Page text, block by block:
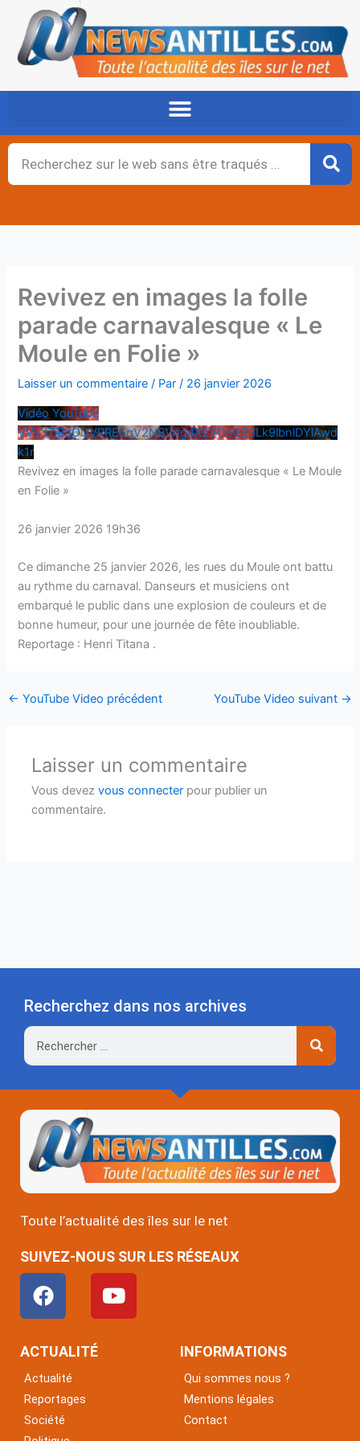
contenu
Rechercher
Revivez en images la folle
parade carnavalesque « Le
Moule en Folie »
Laisser un commentaire / Par/ 26 janvier 2026
Vidéo YouTube
VVVJTjBqOUVPRE5qV2NSVng4X2VCeGZ3Lk9lbnlDYlAwd
k1r
Revivez en images la folle parade carnavalesque « Le Moule
en Folie »
26 janvier 2026 19h36
Ce dimanche 25 janvier 2026, les rues du Moule ont battu
au rythme du carnaval. Danseurs et musiciens ont
embarqué le public dans une explosion de couleurs et de
bonne humeur, pour une journée de fête inoubliable.
Reportage : Henri Titana .
← YouTube Video précédent YouTube Video suivant →
Laisser un commentaire
Vous devezvous connecter pour publier un
commentaire.
Recherchez dans nos archives
Rechercher
Toute l’actualité des îles sur le net
SUIVEZ-NOUS SUR LES RÉSEAUX
F
a
c
e
o
o
k
Y
o
u
ACTUALITÉ
Actualité
Reportages
Société
INFORMATIONS
Qui sommes nous ?
Mentions légales
Contact